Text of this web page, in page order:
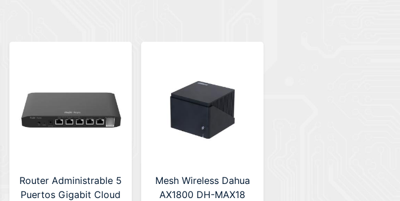
Router Administrable 5
Puertos Gigabit Cloud
Mesh Wireless Dahua
AX1800 DH-MAX18